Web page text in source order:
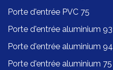
Porte d'entrée PVC 75
Porte d'entrée aluminium 93
Porte d'entrée aluminium 94
Porte d'entrée aluminium 75